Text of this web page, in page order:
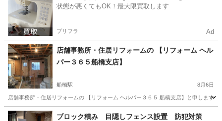
状態が悪くてもOK！最大限買取します
プリフラ Ad
店舗事務所・住居リフォームの 【リフォーム ヘル
パー３６５船橋支店】
船橋駅 8月6日
店舗事務所・住居リフォームの 【リフォーム ヘルパー３６５ 船橋支店】と申します
千葉 船橋市 船橋駅 その他 千葉 習志野市
ブロック積み 目隠しフェンス設置 防犯対策